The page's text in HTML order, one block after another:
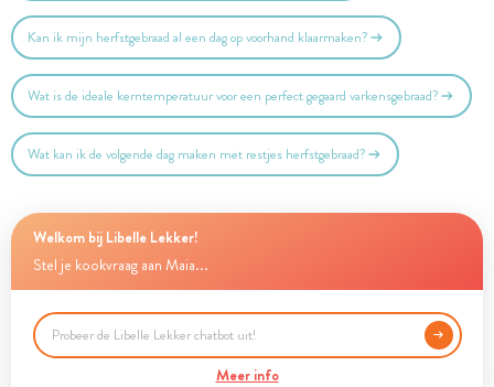
Kan ik mijn herfstgebraad al een dag op voorhand klaarmaken?
Wat is de ideale kerntemperatuur voor een perfect gegaard varkensgebraad?
Wat kan ik de volgende dag maken met restjes herfstgebraad?
Welkom bij Libelle Lekker!
Stel je kookvraag aan Maia...
Meer info